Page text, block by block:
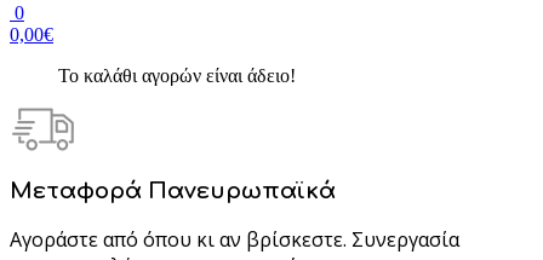
0
0,00€
Το καλάθι αγορών είναι άδειο!
Μεταφορά Πανευρωπαϊκά
Αγοράστε από όπου κι αν βρίσκεστε. Συνεργασία